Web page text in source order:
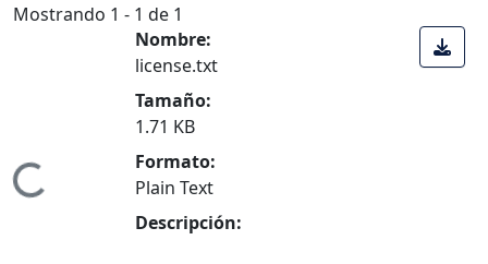
Mostrando 1 - 1 de 1
Cargando...
Nombre:
license.txt
Tamaño:
1.71 KB
Formato:
Plain Text
Descripción: